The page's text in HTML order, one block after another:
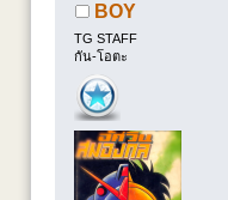
BOY
TG STAFF
กัน-โอตะ